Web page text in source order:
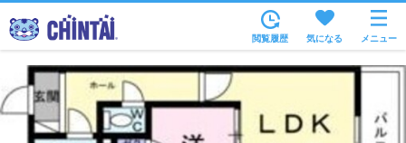
住所から
閲覧履歴 気になる メニュー